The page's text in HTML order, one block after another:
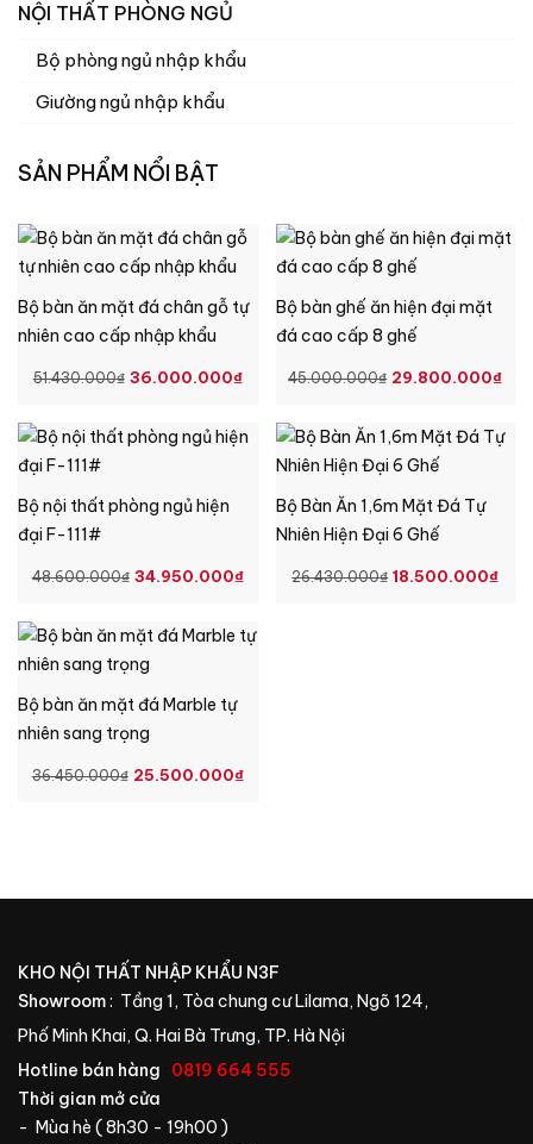
NỘI THẤT PHÒNG NGỦ
Bộ phòng ngủ nhập khẩu
Giường ngủ nhập khẩu
SẢN PHẨM NỔI BẬT
Bộ bàn ăn mặt đá chân gỗ tự
nhiên cao cấp nhập khẩu
51.430.000₫ GIÁ
LÀ:
36.000.000₫GIÁ
TẠI
36.000.000₫.
Bộ bàn ghế ăn hiện đại mặt
đá cao cấp 8 ghế
45.000.000₫ GIÁ
LÀ:
45.000.000₫.
29.800.000₫
Bộ nội thất phòng ngủ hiện
đại F-111#
48.600.000₫ GIÁ
LÀ:
48.600.000₫.
34.950.000₫GIÁ
TẠI
Bộ Bàn Ăn 1,6m Mặt Đá Tự
Nhiên Hiện Đại 6 Ghế
26.430.000₫ GIÁ
18.500.000₫
Bộ bàn ăn mặt đá Marble tự
nhiên sang trọng
36.450.000₫ GIÁ
25.500.000₫GIÁ
KHO NỘI THẤT NHẬP KHẨU N3F
Showroom: Tầng 1, Tòa chung cư Lilama, Ngõ 124,
Phố Minh Khai, Q. Hai Bà Trưng, TP. Hà Nội
Hotline bán hàng
0819 664 555
Thời gian mở cửa
- Mùa hè ( 8h30 - 19h00 )